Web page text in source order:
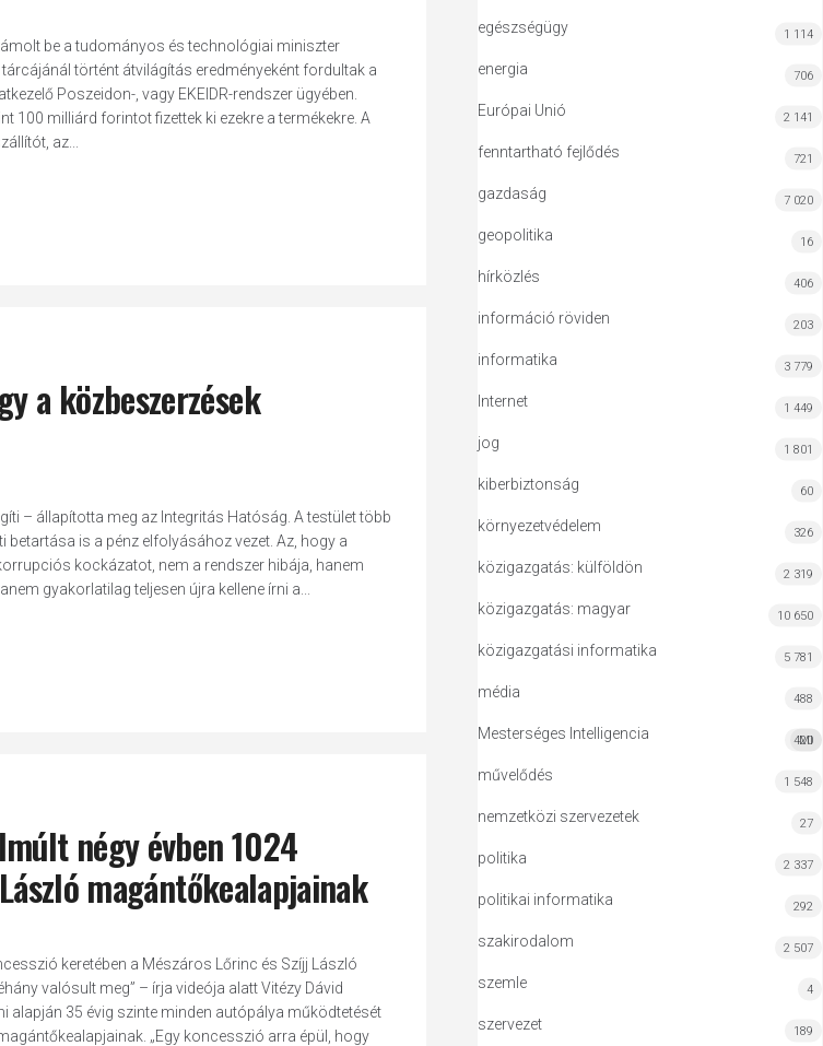
be a tudományos és technológiai miniszter
történt átvilágítás eredményeként fordultak a
Poszeidon-, vagy EKEIDR-rendszer ügyében.
100 milliárd forintot fizettek ki ezekre a termékekre. A
az...
a közbeszerzések
– állapította meg az Integritás Hatóság. A testület több
is a pénz elfolyásához vezet. Az, hogy a
kockázatot, nem a rendszer hibája, hanem
gyakorlatilag teljesen újra kellene írni a...
négy évben 1024
magántőkealapjainak
keretében a Mészáros Lőrinc és Szíjj László
valósult meg” – írja videója alatt Vitézy Dávid
alapján 35 évig szinte minden autópálya működtetését
„Egy koncesszió arra épül, hogy
egészségügy 1 114
energia 706
Európai Unió 2 141
fenntartható fejlődés 721
gazdaság 7 020
geopolitika 16
hírközlés 406
információ röviden 203
informatika 3 779
Internet 1 449
jog 1 801
kiberbiztonság 60
környezetvédelem 326
közigazgatás: külföldön 2 319
közigazgatás: magyar 10 650
közigazgatási informatika 5 781
média 488
Mesterséges Intelligencia MI
420
művelődés 1 548
nemzetközi szervezetek 27
politika 2 337
politikai informatika 292
szakirodalom 2 507
szemle 4
szervezet 189